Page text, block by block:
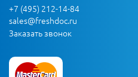
+7 (495) 212-14-84
sales@freshdoc.ru
Заказать звонок